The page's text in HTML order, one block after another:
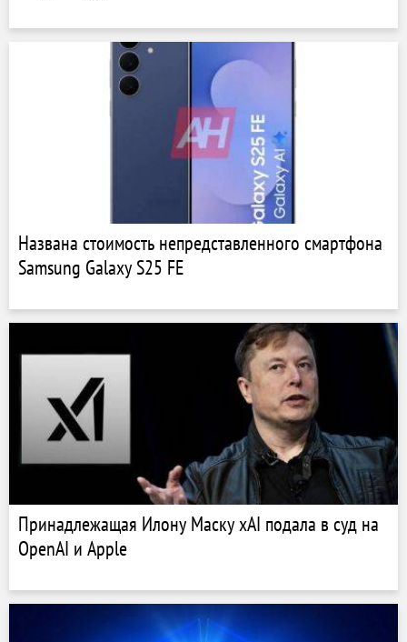
Названа стоимость непредставленного смартфона
Samsung Galaxy S25 FE
Принадлежащая Илону Маску xAI подала в суд на
OpenAI и Apple